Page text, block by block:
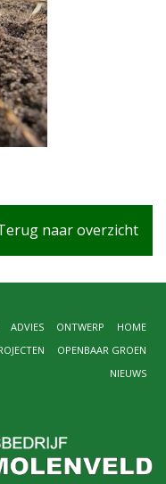
naar overzicht
HOME
ONTWERP
ADVIES
OPENBAAR GROEN
NIEUWS